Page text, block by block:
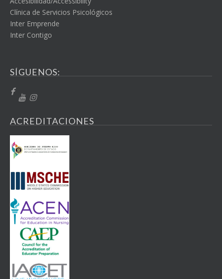
Clínica de Servicios Psicológicos
Inter Emprende
Inter Contigo
SÍGUENOS:
ACREDITACIONES